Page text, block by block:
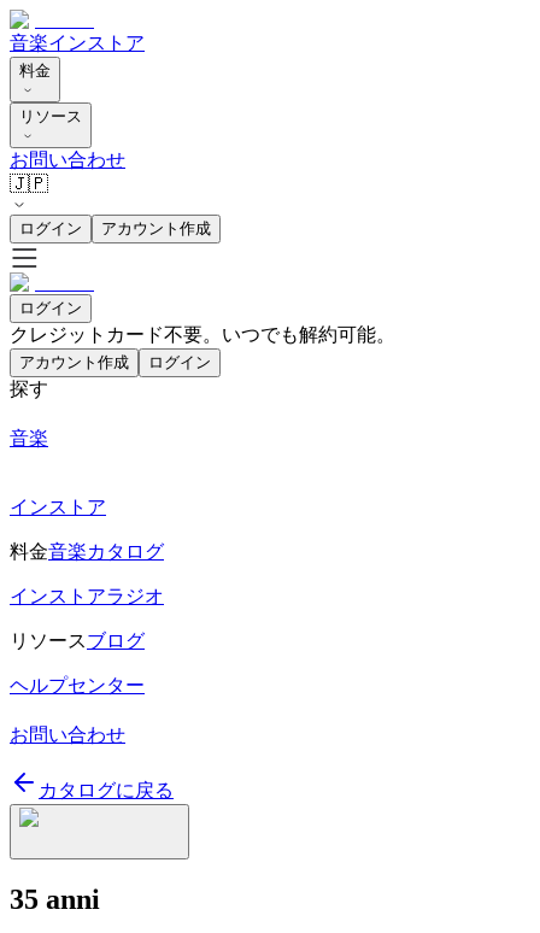
音楽インストア
料金
リソース
お問い合わせ
🇯🇵
ログイン アカウント作成
ログイン
クレジットカード不要。いつでも解約可能。
アカウント作成 ログイン
探す
音楽
インストア
料金音楽カタログ
インストアラジオ
リソースブログ
ヘルプセンター
お問い合わせ
カタログに戻る
35 anni